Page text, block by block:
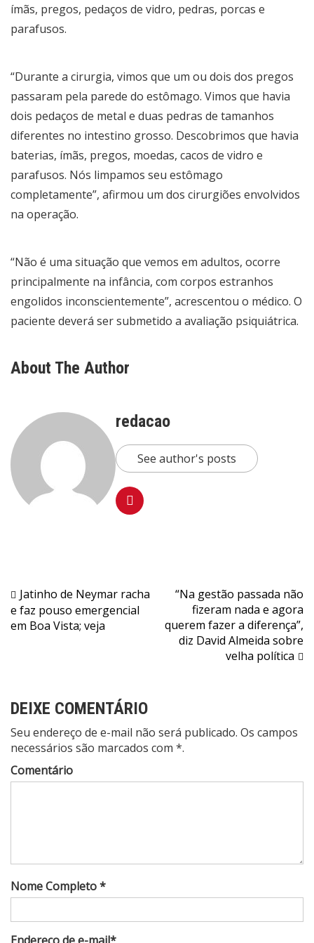
ímãs, pregos, pedaços de vidro, pedras, porcas e
parafusos.
“Durante a cirurgia, vimos que um ou dois dos pregos
passaram pela parede do estômago. Vimos que havia
dois pedaços de metal e duas pedras de tamanhos
diferentes no intestino grosso. Descobrimos que havia
baterias, ímãs, pregos, moedas, cacos de vidro e
parafusos. Nós limpamos seu estômago
completamente”, afirmou um dos cirurgiões envolvidos
na operação.
“Não é uma situação que vemos em adultos, ocorre
principalmente na infância, com corpos estranhos
engolidos inconscientemente”, acrescentou o médico. O
paciente deverá ser submetido a avaliação psiquiátrica.
About The Author
redacao
See author's posts
Navegação
de
Jatinho de Neymar racha
e faz pouso emergencial
em Boa Vista; veja
“Na gestão passada não
fizeram nada e agora
querem fazer a diferença”,
diz David Almeida sobre
velha política
DEIXE COMENTÁRIO
Seu endereço de e-mail não será publicado. Os campos
necessários são marcados com *.
Comentário
Nome Completo *